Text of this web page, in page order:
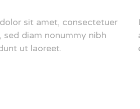
sit amet, consectetuer
sed diam nonummy nibh
ut laoreet.